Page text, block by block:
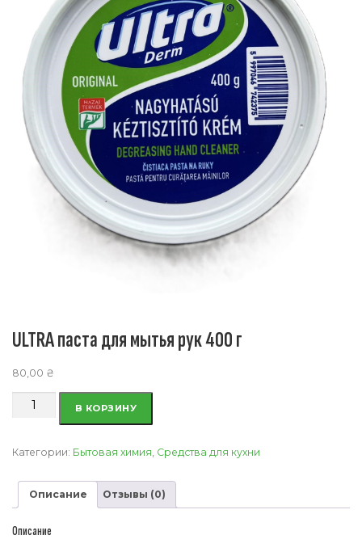
ULTRA паста для мытья рук 400 г
80,00 ₴
Количество
паста
мытья
400
г
В КОРЗИНУ
Категории: Бытовая химия, Средства для кухни
Описание Отзывы (0)
Описание